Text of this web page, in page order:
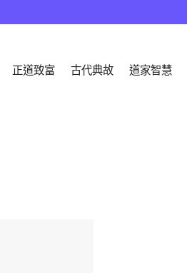
正道致富 古代典故 道家智慧